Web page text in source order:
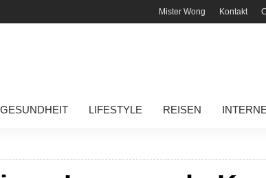
Mister Wong Kontakt
GESUNDHEIT LIFESTYLE REISEN